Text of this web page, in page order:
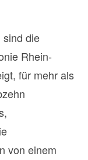
sind die
Rhein-
für mehr als
von einem